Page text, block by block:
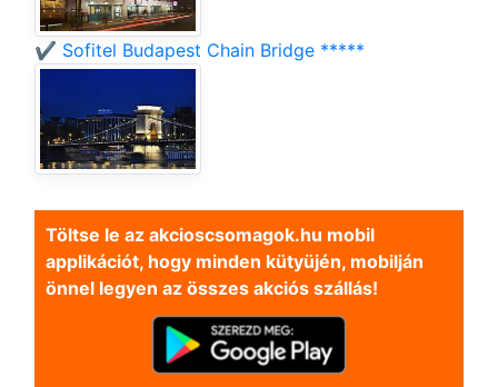
✔️ Sofitel Budapest Chain Bridge *****
Töltse le az akcioscsomagok.hu mobil
applikációt, hogy minden kütyüjén, mobilján
önnel legyen az összes akciós szállás!